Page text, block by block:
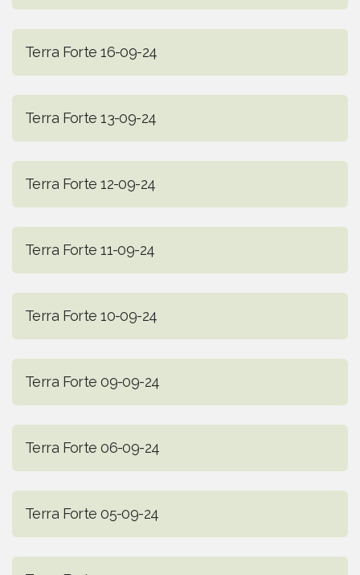
Terra Forte 16-09-24
Terra Forte 13-09-24
Terra Forte 12-09-24
Terra Forte 11-09-24
Terra Forte 10-09-24
Terra Forte 09-09-24
Terra Forte 06-09-24
Terra Forte 05-09-24